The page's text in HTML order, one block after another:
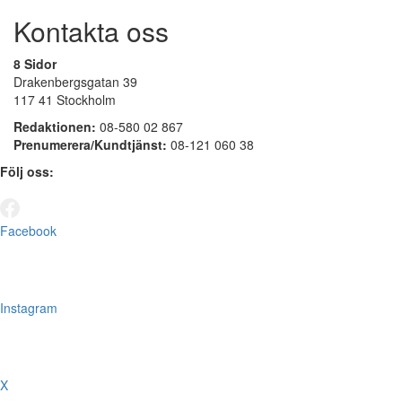
Kontakta oss
8 Sidor
Drakenbergsgatan 39
117 41 Stockholm
Redaktionen: 08-580 02 867
Prenumerera/Kundtjänst: 08-121 060 38
Följ oss:
Facebook
Instagram
X